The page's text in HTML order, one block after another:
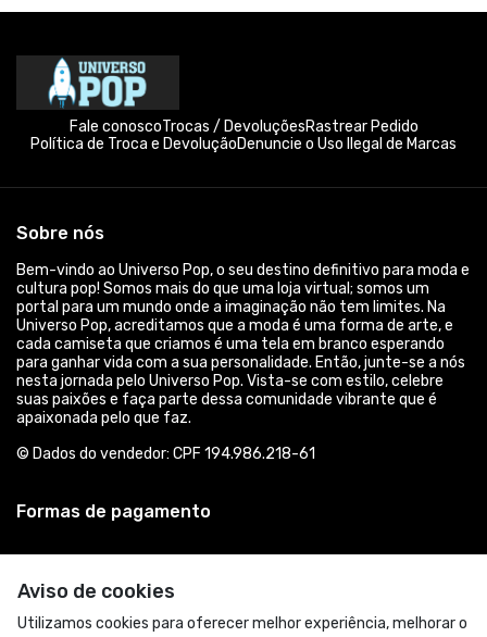
Aviso de cookies
Utilizamos cookies para oferecer melhor experiência, melhorar o
Fale conoscoTrocas / DevoluçõesRastrear Pedido
Política de Troca e DevoluçãoDenuncie o Uso Ilegal de Marcas
Sobre nós
Bem-vindo ao Universo Pop, o seu destino definitivo para moda e
cultura pop! Somos mais do que uma loja virtual; somos um
portal para um mundo onde a imaginação não tem limites. Na
Universo Pop, acreditamos que a moda é uma forma de arte, e
cada camiseta que criamos é uma tela em branco esperando
para ganhar vida com a sua personalidade. Então, junte-se a nós
nesta jornada pelo Universo Pop. Vista-se com estilo, celebre
suas paixões e faça parte dessa comunidade vibrante que é
apaixonada pelo que faz.
© Dados do vendedor: CPF 194.986.218-61
Formas de pagamento